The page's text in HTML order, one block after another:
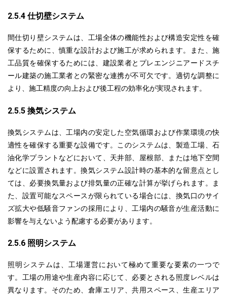
2.5.4 仕切壁システム
間仕切り壁システムは、工場全体の機能性および構造安定性を確
保するために、慎重な設計および施工が求められます。また、施
工品質を確保するためには、建設業者とプレエンジニアードスチ
ール建築の施工業者との緊密な連携が不可欠です。適切な調整に
より、施工精度の向上および後工程の効率化が実現されます。
2.5.5 換気システム
換気システムは、工場内の安定した空気循環および作業環境の快
適性を確保する重要な設備です。このシステムは、製造工場、石
油化学プラントなどにおいて、天井部、屋根部、または地下空間
などに設置されます。換気システム設計時の基本的な留意点とし
ては、必要換気量および排気量の正確な計算が挙げられます。ま
た、設置可能なスペースが限られている場合には 、換気口のサイ
ズ拡大や低騒音ファンの採用により、工場内の騒音が生産活動に
影響を与えないよう配慮する必要があります。
2.5.6 照明システム
照明システムは、工場運営において極めて重要な要素の一つで
す。工場の用途や生産内容に応じて、必要とされる照度レベルは
異なります。そのため、倉庫エリア、共用スペース、生産エリア